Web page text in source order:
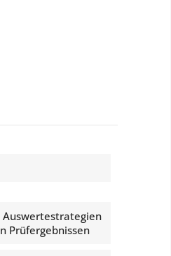
Auswertestrategien
Prüfergebnissen